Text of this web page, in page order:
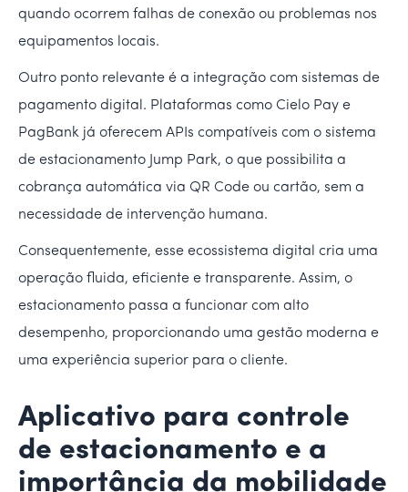
quando ocorrem falhas de conexão ou problemas nos
equipamentos locais.
Outro ponto relevante é a integração com sistemas de
pagamento digital. Plataformas como Cielo Pay e
PagBank já oferecem APIs compatíveis com o sistema
de estacionamento Jump Park, o que possibilita a
cobrança automática via QR Code ou cartão, sem a
necessidade de intervenção humana.
Consequentemente, esse ecossistema digital cria uma
operação fluida, eficiente e transparente. Assim, o
estacionamento passa a funcionar com alto
desempenho, proporcionando uma gestão moderna e
uma experiência superior para o cliente.
Aplicativo para controle
de estacionamento e a
importância da mobilidade